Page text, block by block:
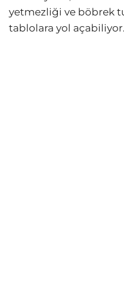
yetmezliği ve böbrek
tablolara yol açabiliyor.